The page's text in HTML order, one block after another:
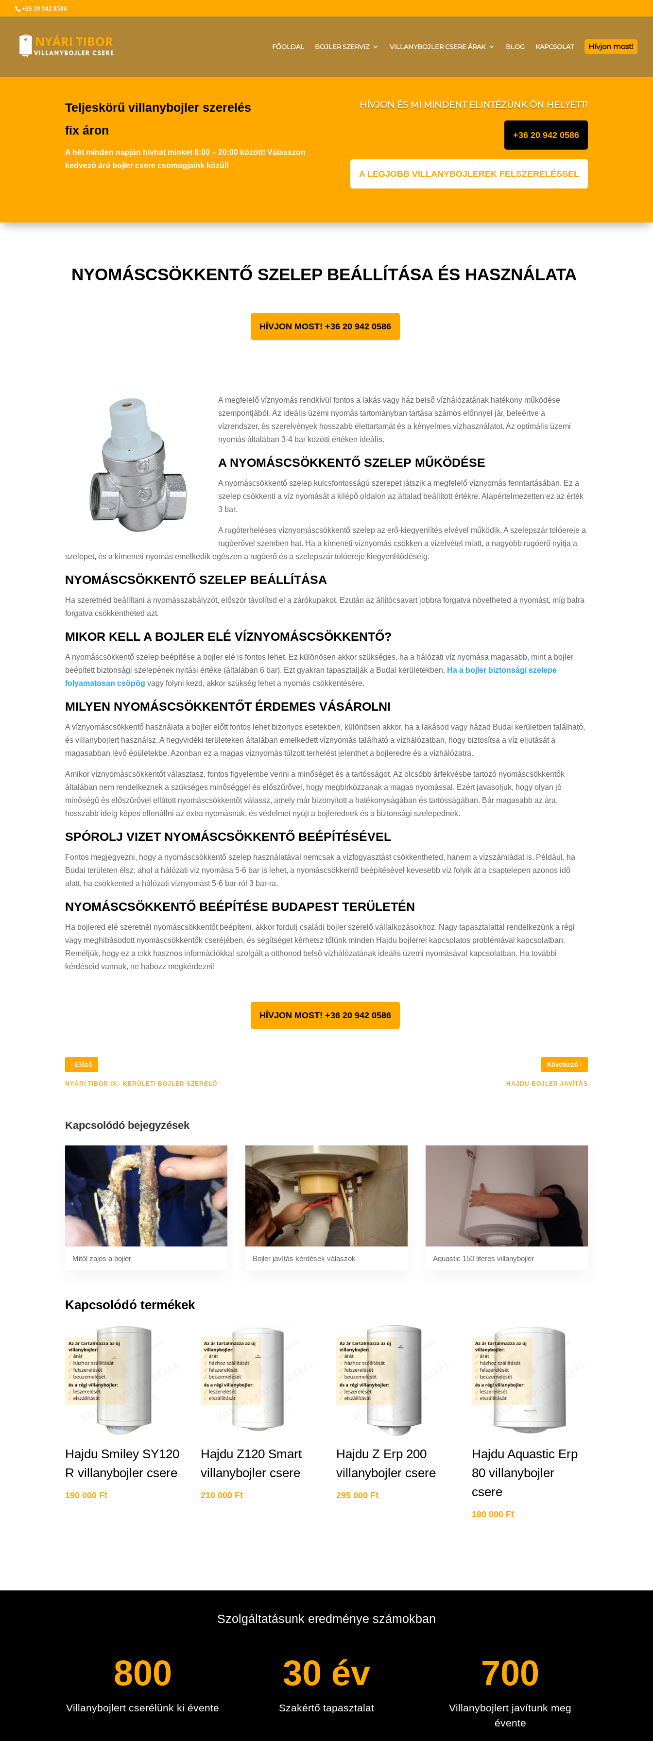
+36 20 942 0586
FŐOLDAL BOJLER SZERVIZ VILLANYBOJLER CSERE ÁRAK BLOG KAPCSOLAT Hívjon most!
Teljeskörű villanybojler szerelés
fix áron
A hét minden napján hívhat minket 8:00 – 20:00 között! Válasszon
kedvező árú bojler csere csomagjaink közül!
HÍVJON ÉS MI MINDENT ELINTÉZÜNK ÖN HELYETT!
+36 20 942 0586
A LEGJOBB VILLANYBOJLEREK FELSZERELÉSSEL
NYOMÁSCSÖKKENTŐ SZELEP BEÁLLÍTÁSA ÉS HASZNÁLATA
HÍVJON MOST! +36 20 942 0586
A megfelelő víznyomás rendkívül fontos a lakás vagy ház belső vízhálózatának hatékony működése
szempontjából. Az ideális üzemi nyomás tartományban tartása számos előnnyel jár, beleértve a
vízrendszer, és szerelvények hosszabb élettartamát és a kényelmes vízhasználatot. Az optimális üzemi
nyomás általában 3-4 bar közötti értéken ideális.
A NYOMÁSCSÖKKENTŐ SZELEP MŰKÖDÉSE
A nyomáscsökkentő szelep kulcsfontosságú szerepet játszik a megfelelő víznyomás fenntartásában. Ez a
szelep csökkenti a víz nyomását a kilépő oldalon az általad beállított értékre. Alapértelmezetten ez az érték
3 bar.
A rugóterheléses víznyomáscsökkentő szelep az erő-kiegyenlítés elvével működik. A szelepszár tolóereje a
rugóerővel szemben hat. Ha a kimeneti víznyomás csökken a vízelvétel miatt, a nagyobb rugóerő nyitja a
szelepet, és a kimeneti nyomás emelkedik egészen a rugóerő és a szelepszár tolóereje kiegyenlítődéséig.
NYOMÁSCSÖKKENTŐ SZELEP BEÁLLÍTÁSA
Ha szeretnéd beállítani a nyomásszabályzót, először távolítsd el a zárókupakot. Ezután az állítócsavart jobbra forgatva növelheted a nyomást, míg balra
forgatva csökkentheted azt.
MIKOR KELL A BOJLER ELÉ VÍZNYOMÁSCSÖKKENTŐ?
A nyomáscsökkentő szelep beépítése a bojler elé is fontos lehet. Ez különösen akkor szükséges, ha a hálózati víz nyomása magasabb, mint a bojler
beépített biztonsági szelepének nyitási értéke (általában 6 bar). Ezt gyakran tapasztalják a Budai kerületekben. Ha a bojler biztonsági szelepe
folyamatosan csöpög vagy folyni kezd, akkor szükség lehet a nyomás csökkentésére.
MILYEN NYOMÁSCSÖKKENTŐT ÉRDEMES VÁSÁROLNI
A víznyomáscsökkentő használata a bojler előtt fontos lehet bizonyos esetekben, különösen akkor, ha a lakásod vagy házad Budai kerületben található,
és villanybojlert használsz. A hegyvidéki területeken általában emelkedett víznyomás található a vízhálózatban, hogy biztosítsa a víz eljutását a
magasabban lévő épületekbe. Azonban ez a magas víznyomás túlzott terhelést jelenthet a bojleredre és a vízhálózatra.
Amikor víznyomáscsökkentőt választasz, fontos figyelembe venni a minőséget és a tartósságot. Az olcsóbb árfekvésbe tartozó nyomáscsökkentők
általában nem rendelkeznek a szükséges minőséggel és előszűrővel, hogy megbirkózzanak a magas nyomással. Ezért javasoljuk, hogy olyan jó
minőségű és előszűrővel ellátott nyomáscsökkentőt válassz, amely már bizonyított a hatékonyságában és tartósságában. Bár magasabb az ára,
hosszabb ideig képes ellenállni az extra nyomásnak, és védelmet nyújt a bojlerednek és a biztonsági szelepednek.
SPÓROLJ VIZET NYOMÁSCSÖKKENTŐ BEÉPÍTÉSÉVEL
Fontos megjegyezni, hogy a nyomáscsökkentő szelep használatával nemcsak a vízfogyasztást csökkentheted, hanem a vízszámládat is. Például, ha
Budai területen élsz, ahol a hálózati víz nyomása 5-6 bar is lehet, a nyomáscsökkentő beépítésével kevesebb víz folyik át a csaptelepen azonos idő
alatt, ha csökkented a hálózati víznyomást 5-6 bar-ról 3 bar-ra.
NYOMÁSCSÖKKENTŐ BEÉPÍTÉSE BUDAPEST TERÜLETÉN
Ha bojlered elé szeretnél nyomáscsökkentőt beépíteni, akkor fordulj családi bojler szerelő vállalkozásokhoz. Nagy tapasztalattal rendelkezünk a régi
vagy meghibásodott nyomáscsökkentők cseréjében, és segítséget kérhetsz tőlünk minden Hajdu bojlerrel kapcsolatos problémával kapcsolatban.
Reméljük, hogy ez a cikk hasznos információkkal szolgált a otthonod belső vízhálózatának ideális üzemi nyomásával kapcsolatban. Ha további
kérdéseid vannak, ne habozz megkérdezni!
HÍVJON MOST! +36 20 942 0586
‹ Előző
NYÁRI TIBOR IX.- KERÜLETI BOJLER SZERELŐ
Következő ›
HAJDU BOJLER JAVÍTÁS
Kapcsolódó bejegyzések
Mitől zajos a bojler Bojler javítás kérdések válaszok Aquastic 150 literes villanybojler
Kapcsolódó termékek
Hajdu Smiley SY120
R villanybojler csere
190 000 Ft
Hajdu Z120 Smart
villanybojler csere
210 000 Ft
Hajdu Z Erp 200
villanybojler csere
295 000 Ft
Hajdu Aquastic Erp
80 villanybojler
csere
180 000 Ft
Szolgáltatásunk eredménye számokban
800
Villanybojlert cserélünk ki évente
30 év
Szakértő tapasztalat
700
Villanybojlert javítunk meg
évente